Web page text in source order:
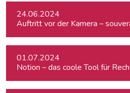
24.06.2024
Auftritt vor der Kamera –
01.07.2024
Notion – das coole Tool für